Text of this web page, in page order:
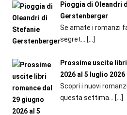
Pioggia di Oleandri
Gerstenberger
Se amate i romanzi
segret...
[…]
Prossime uscite
2026 al 5 luglio 2026
Scopri i nuovi
questa settima...
[…]